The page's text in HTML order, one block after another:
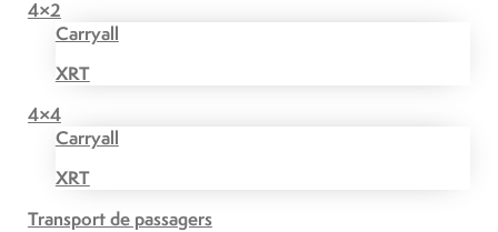
4×2
Carryall
XRT
4×4
Carryall
XRT
Transport de passagers